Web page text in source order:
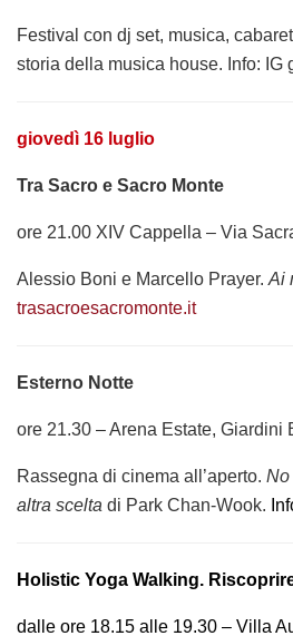
Festival con dj set, musica,
storia della musica house. Info: IG
giovedì 16 luglio
Tra Sacro e Sacro Monte
ore 21.00 XIV Cappella – Via
Alessio Boni e Marcello Prayer.Ai
trasacroesacromonte.it
Esterno Notte
ore 21.30 – Arena Estate, Giardini
Rassegna di cinema all’aperto. No
altra scelta di Park Chan-Wook.
Holistic Yoga Walking.
dalle ore 18.15 alle 19.30 – Villa